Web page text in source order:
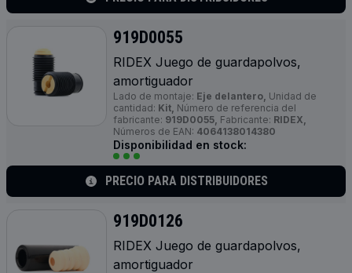
919D0055
RIDEX Juego de guardapolvos,
amortiguador
Lado de montaje: Eje delantero, Unidad de
cantidad: Kit, Número de referencia del
fabricante: 919D0055, Fabricante: RIDEX,
Números de EAN: 4064138014380
Disponibilidad en stock:
PRECIO PARA DISTRIBUIDORES
919D0126
RIDEX Juego de guardapolvos,
amortiguador